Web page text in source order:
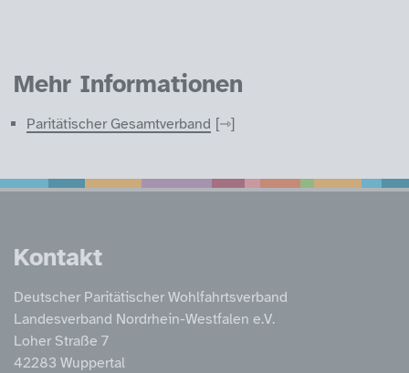
Mehr Informationen
Paritätischer Gesamtverband
Service
Kontakt
Deutscher Paritätischer Wohlfahrtsverband
Landesverband Nordrhein-Westfalen e.V.
Loher Straße 7
42283 Wuppertal